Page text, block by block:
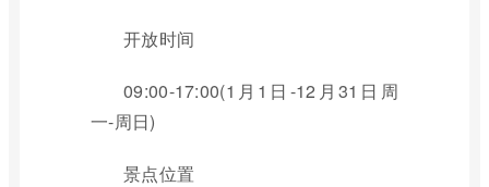
开放时间
09:00-17:00(1月1日-12月31日周
一-周日)
景点位置